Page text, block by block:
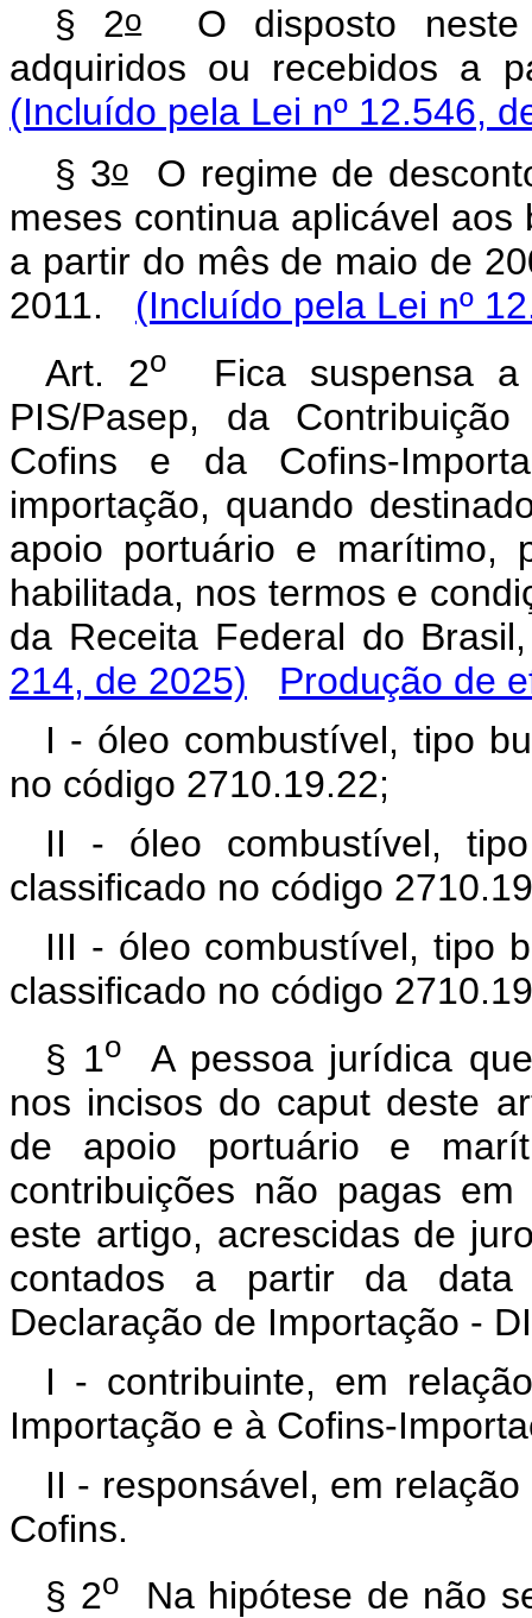
§ 2oO disposto neste
adquiridos ou recebidos
(Incluído pela Lei nº 12.546,
§ 3oO regime de
meses continua aplicável
a partir do mês de maio de
2011.
(Incluído pela Lei nº
Art. 2oFica suspensa a
PIS/Pasep, da
Cofins e da Cofins-
importação, quando
apoio portuário e marítimo,
habilitada, nos termos e
da Receita Federal do
214, de 2025)
Produção de
I - óleo combustível, tipo
no código 2710.19.22;
II - óleo combustível,
classificado no código
III - óleo combustível, tipo
classificado no código
§ 1oA pessoa jurídica
nos incisos do caput deste
de apoio portuário e
contribuições não pagas
este artigo, acrescidas de
contados a partir da
Declaração de Importação -
I - contribuinte, em
Importação e à Cofins-
II - responsável, em
Cofins.
§ 2oNa hipótese de não